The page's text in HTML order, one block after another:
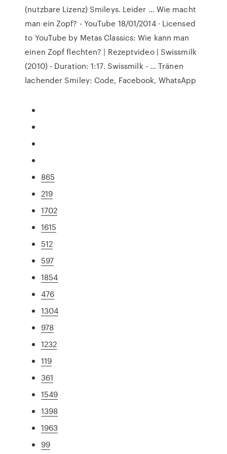
(nutzbare Lizenz) Smileys. Leider … Wie macht
man ein Zopf? - YouTube 18/01/2014 · Licensed
to YouTube by Metas Classics: Wie kann man
einen Zopf flechten? | Rezeptvideo | Swissmilk
(2010) - Duration: 1:17. Swissmilk - … Tränen
lachender Smiley: Code, Facebook, WhatsApp
865
219
1702
1615
512
597
1854
476
1304
978
1232
119
361
1549
1398
1963
99